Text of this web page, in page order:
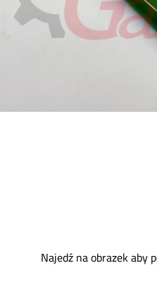
Najedź na obrazek aby